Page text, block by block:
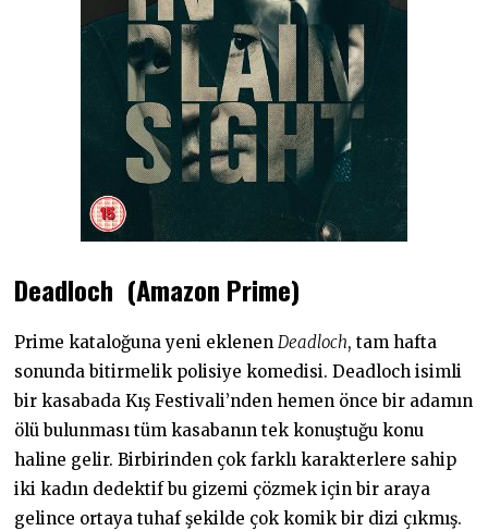
Deadloch (Amazon Prime)
Prime kataloğuna yeni eklenen Deadloch, tam hafta
sonunda bitirmelik polisiye komedisi. Deadloch isimli
bir kasabada Kış Festivali’nden hemen önce bir adamın
ölü bulunması tüm kasabanın tek konuştuğu konu
haline gelir. Birbirinden çok farklı karakterlere sahip
iki kadın dedektif bu gizemi çözmek için bir araya
gelince ortaya tuhaf şekilde çok komik bir dizi çıkmış.